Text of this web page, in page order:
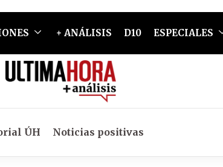
+ ANÁLISIS D10 ESPECIALES
ÚH Noticias positivas